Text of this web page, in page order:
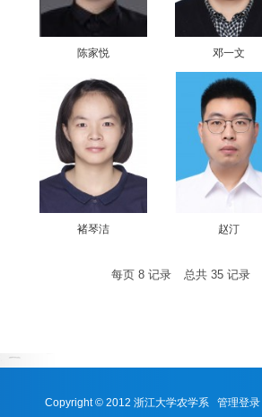
陈家悦 邓一文
褚琴洁 赵汀
每页 8 记录 总共 35 记录
Copyright © 2012 浙江大学农学系 管理登录